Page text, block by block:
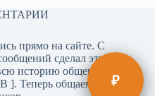
₽
прямо на сайте. С
сделал эту
историю общения в
]. Теперь общаемся